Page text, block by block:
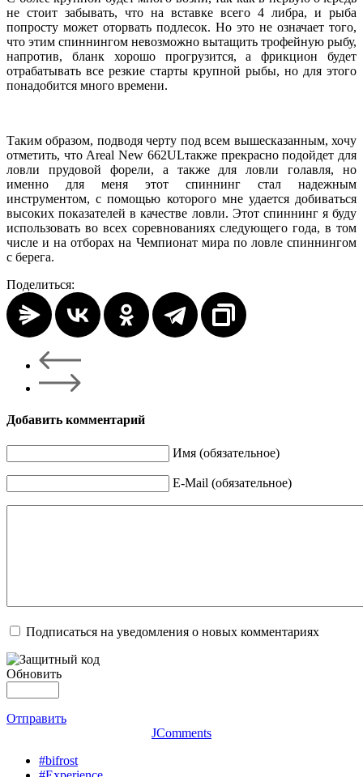
не стоит забывать, что на вставке всего 4 либра, и рыба
попросту может оторвать подлесок. Но это не означает того,
что этим спиннингом невозможно вытащить трофейную рыбу,
напротив, бланк хорошо прогрузится, а фрикцион будет
отрабатывать все резкие старты крупной рыбы, но для этого
понадобится много времени.
Таким образом, подводя черту под всем вышесказанным, хочу
отметить, что Areal New 662ULтакже прекрасно подойдет для
ловли прудовой форели, а также для ловли голавля, но
именно для меня этот спиннинг стал надежным
инструментом, с помощью которого мне удается добиваться
высоких показателей в качестве ловли. Этот спиннинг я буду
использовать во всех соревнованиях следующего года, в том
числе и на отборах на Чемпионат мира по ловле спиннингом
с берега.
Поделиться:
Добавить комментарий
Имя (обязательное)
E-Mail (обязательное)
Подписаться на уведомления о новых комментариях
Обновить
Отправить
JComments
#bifrost